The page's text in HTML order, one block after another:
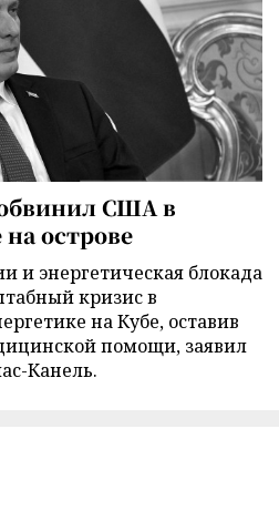
США в
острове
и энергетическая блокада
кризис в
на Кубе, оставив
помощи, заявил
Канель.